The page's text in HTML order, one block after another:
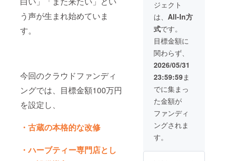
う声が生まれ始めていま
す。
今回のクラウドファンディ
ングでは、目標金額100万円
を設定し、
・古蔵の本格的な改修
・ハーブティー専門店とし
ます。
・掲載
期間：
2026年
8月8日
から事
業が存
続する
限り掲
載 ・掲
載方
法：会
社ロ
ゴ・バ
ナーな
どを掲
ズ：プ
をブレ
ンドす
のご提
供とな
る場合
がござ
いま
す。あ
らかじ
めご了
承下さ
い ・支
援者様
の交通
費や滞
ご負担
バババ
バース
県美里
町） ※
支援者
様の交
通費や
滞在費
は各自
でご負
担くだ
さい。
●特典：
店頭の
大きな
ルバー
界にひ
とつだ
杯を、
自分の
手で生
み出す
体験で
す。 ・
日程：
令和8年
8月8日
以降
10:00~
16:00
営業時
場所：
プレ
オープ
ントへ
のご招
待 古蔵
改装が
完了
後、プ
レオー
プンと
して内
装見学
及び交
流会を
開催予
程等の
民との関わり
方、そして何も
ないところから
の６次商品開発
において、これ
までの知見を活
かし全力でバッ
クアップする
す。 こちらのリ
ターンに関しま
しては、個人、
法人、自治体問
わずお申し込み
可能としており
「わたしの町で
も何かやりた
い！」を応援し
ます。 １年間の
ジェクト
は、 All-In方
式です。
目標金額に
関わらず、
2026/05/31
23:59:59ま
でに集まっ
た金額が
ファンディ
ングされま
す。